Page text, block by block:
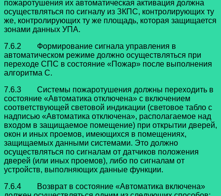
пожаротушения их автоматическая активация должна
осуществляться по сигналу из ЗКПС, контролирующих ту
же, контролирующих ту же площадь, которая защищается
зонами данных УПА.
7.6.2 Формирование сигнала управления в
автоматическом режиме должно осуществляться при
переходе СПС в состояние «Пожар» после выполнения
алгоритма С.
7.6.3 Системы пожаротушения должны переходить в
состояние «Автоматика отключена» с включением
соответствующей световой индикации (световое табло с
надписью «Автоматика отключена», располагаемое над
входом в защищаемое помещение) при открытии дверей,
окон и иных проемов, имеющихся в помещениях,
защищаемых данными системами. Это должно
осуществляться по сигналам от датчиков положения
дверей (или иных проемов), либо по сигналам от
устройств, выполняющих данные функции.
7.6.4 Возврат в состояние «Автоматика включена»